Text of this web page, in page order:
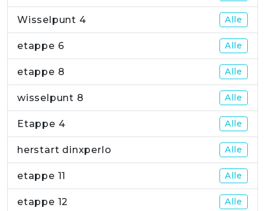
Wisselpunt 4 Alle
etappe 6 Alle
etappe 8 Alle
wisselpunt 8 Alle
Etappe 4 Alle
herstart dinxperlo Alle
etappe 11 Alle
etappe 12 Alle